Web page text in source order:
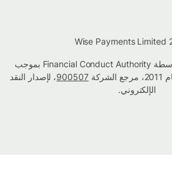
تم اعتماد شركة Wise بواسطة Financial Conduct Authority بموجب
900507، لإصدار النقد
الإلكتروني.